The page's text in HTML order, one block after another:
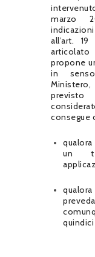
marzo
all’art.
articolato
propone
in
previsto
consegue
un